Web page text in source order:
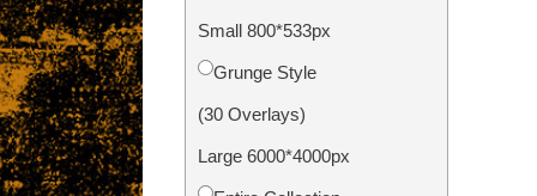
Foto restaurering
Small 800*533px
Grunge Style
(30 Overlays)
Large 6000*4000px